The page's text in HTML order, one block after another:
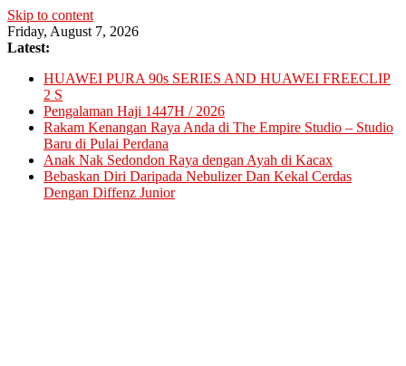
Skip to content
Friday, August 7, 2026
Latest:
HUAWEI PURA 90s SERIES AND HUAWEI FREECLIP
2 S
Pengalaman Haji 1447H / 2026
Rakam Kenangan Raya Anda di The Empire Studio – Studio
Baru di Pulai Perdana
Anak Nak Sedondon Raya dengan Ayah di Kacax
Bebaskan Diri Daripada Nebulizer Dan Kekal Cerdas
Dengan Diffenz Junior